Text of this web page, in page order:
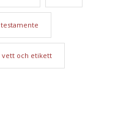
testamente
vett och etikett